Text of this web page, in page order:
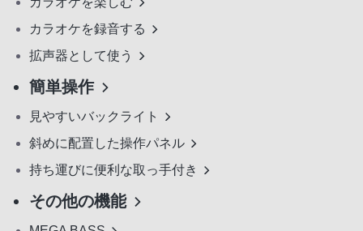
カラオケを録音する
拡声器として使う
簡単操作
見やすいバックライト
斜めに配置した操作パネル
持ち運びに便利な取っ手付き
その他の機能